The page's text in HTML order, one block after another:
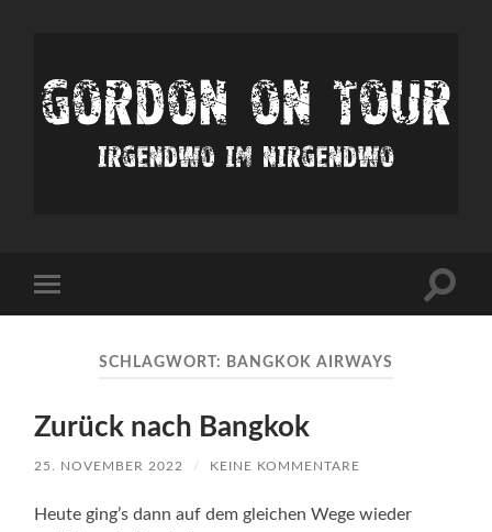
Menü
SCHLAGWORT: BANGKOK AIRWAYS
Zurück nach Bangkok
25. NOVEMBER 2022 / KEINE KOMMENTARE
Heute ging’s dann auf dem gleichen Wege wieder